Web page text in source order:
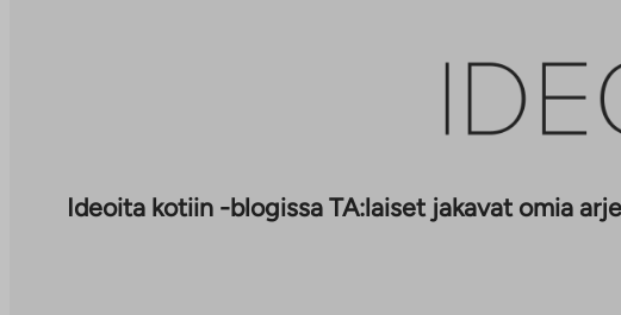
Ideoita kotiin -blogissa TA:laiset jakavat omia